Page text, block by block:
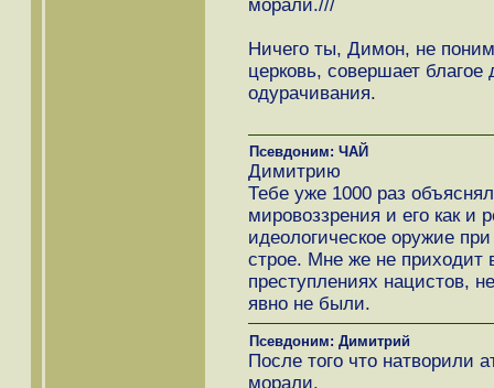
морали.///
Ничего ты, Димон, не
церковь, совершает
одурачивания.
Псевдоним: ЧАЙ
Димитрию
Тебе уже 1000 раз
мировоззрения и его как и
идеологическое оружие
строе. Мне же не приходит
преступлениях нацистов,
явно не были.
Псевдоним: Димитрий
После того что натворили
морали.